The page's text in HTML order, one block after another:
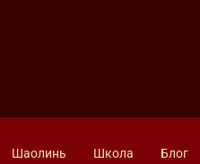
Шаолинь Школа Блог